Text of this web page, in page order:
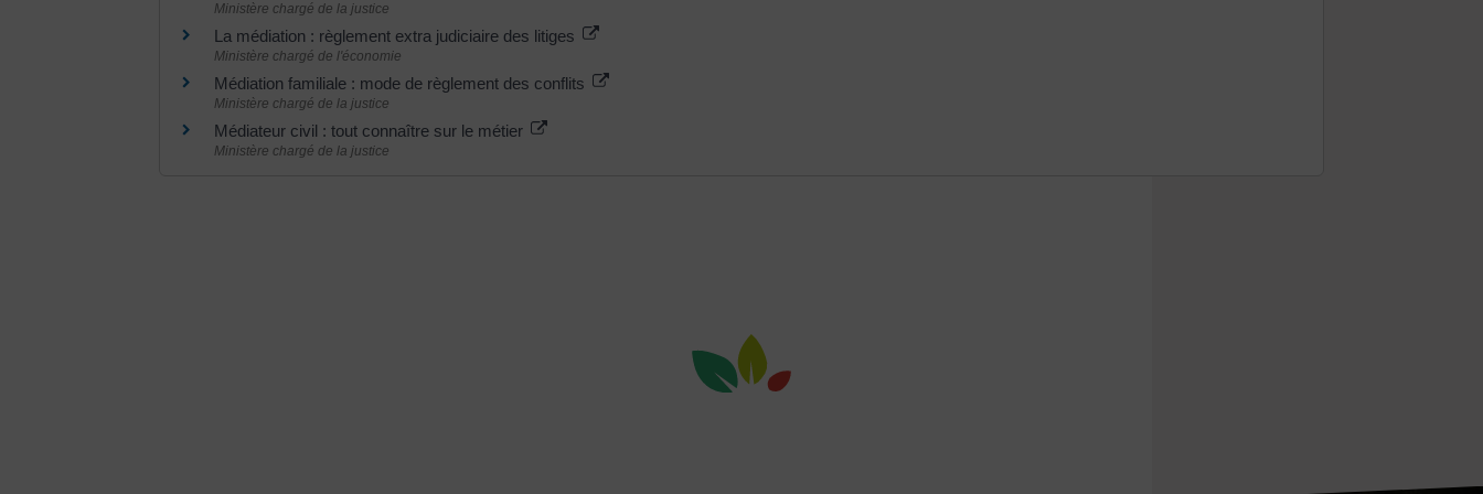
Ministère chargé de la justice
La médiation : règlement extra judiciaire des litiges
Ministère chargé de l'économie
Médiation familiale : mode de règlement des conflits
Ministère chargé de la justice
Médiateur civil : tout connaître sur le métier
Ministère chargé de la justice